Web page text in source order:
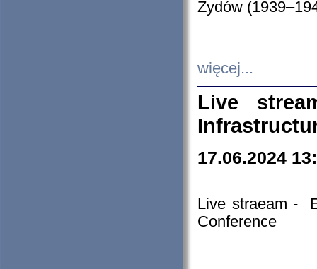
Żydów
więcej...
Live
17.06.2024
Live straeam -
Conference